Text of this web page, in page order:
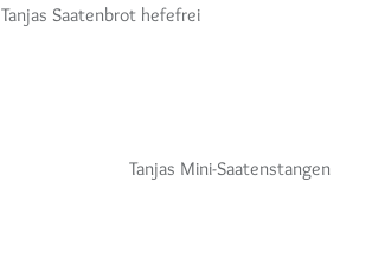
Tanjas Saatenbrot hefefrei
Tanjas Mini-Saatenstangen